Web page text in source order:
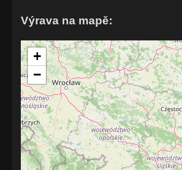
Výrava na mapě:
+
−